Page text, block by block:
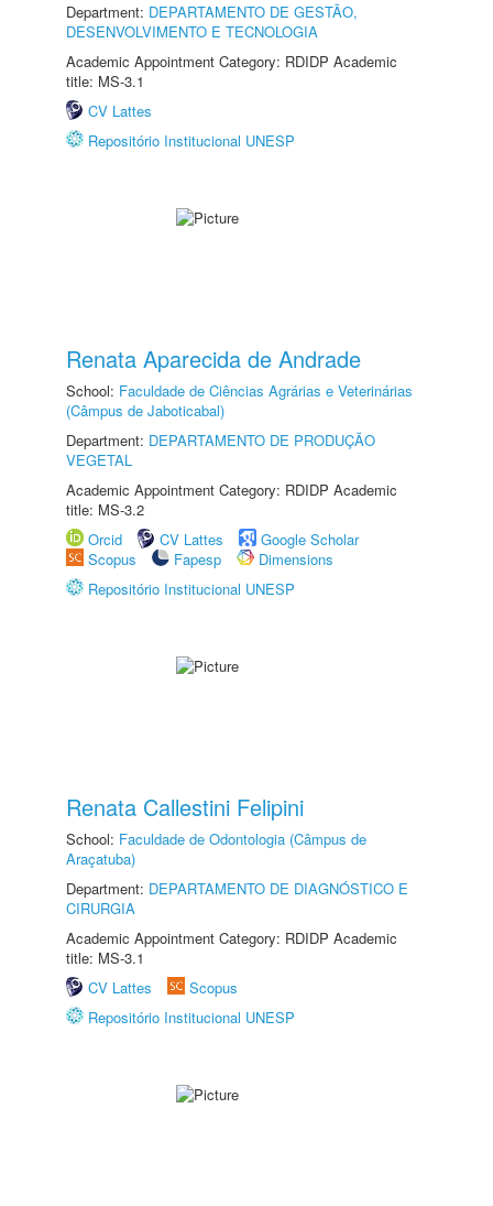
Department: DEPARTAMENTO DE GESTÃO,
DESENVOLVIMENTO E TECNOLOGIA
Academic Appointment Category: RDIDP Academic
title: MS-3.1
CV Lattes
Repositório Institucional UNESP
Renata Aparecida de Andrade
School: Faculdade de Ciências Agrárias e Veterinárias
(Câmpus de Jaboticabal)
Department: DEPARTAMENTO DE PRODUÇÃO
VEGETAL
Academic Appointment Category: RDIDP Academic
title: MS-3.2
Orcid
CV Lattes
Google Scholar
Scopus
Fapesp
Dimensions
Repositório Institucional UNESP
Renata Callestini Felipini
School: Faculdade de Odontologia (Câmpus de
Araçatuba)
Department: DEPARTAMENTO DE DIAGNÓSTICO E
CIRURGIA
Academic Appointment Category: RDIDP Academic
title: MS-3.1
CV Lattes
Scopus
Repositório Institucional UNESP